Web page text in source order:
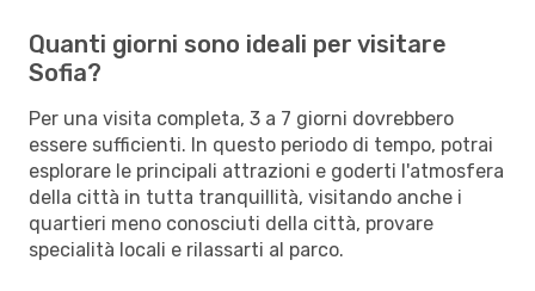
Quanti giorni sono ideali per visitare
Sofia?
Per una visita completa, 3 a 7 giorni dovrebbero
essere sufficienti. In questo periodo di tempo, potrai
esplorare le principali attrazioni e goderti l'atmosfera
della città in tutta tranquillità, visitando anche i
quartieri meno conosciuti della città, provare
specialità locali e rilassarti al parco.